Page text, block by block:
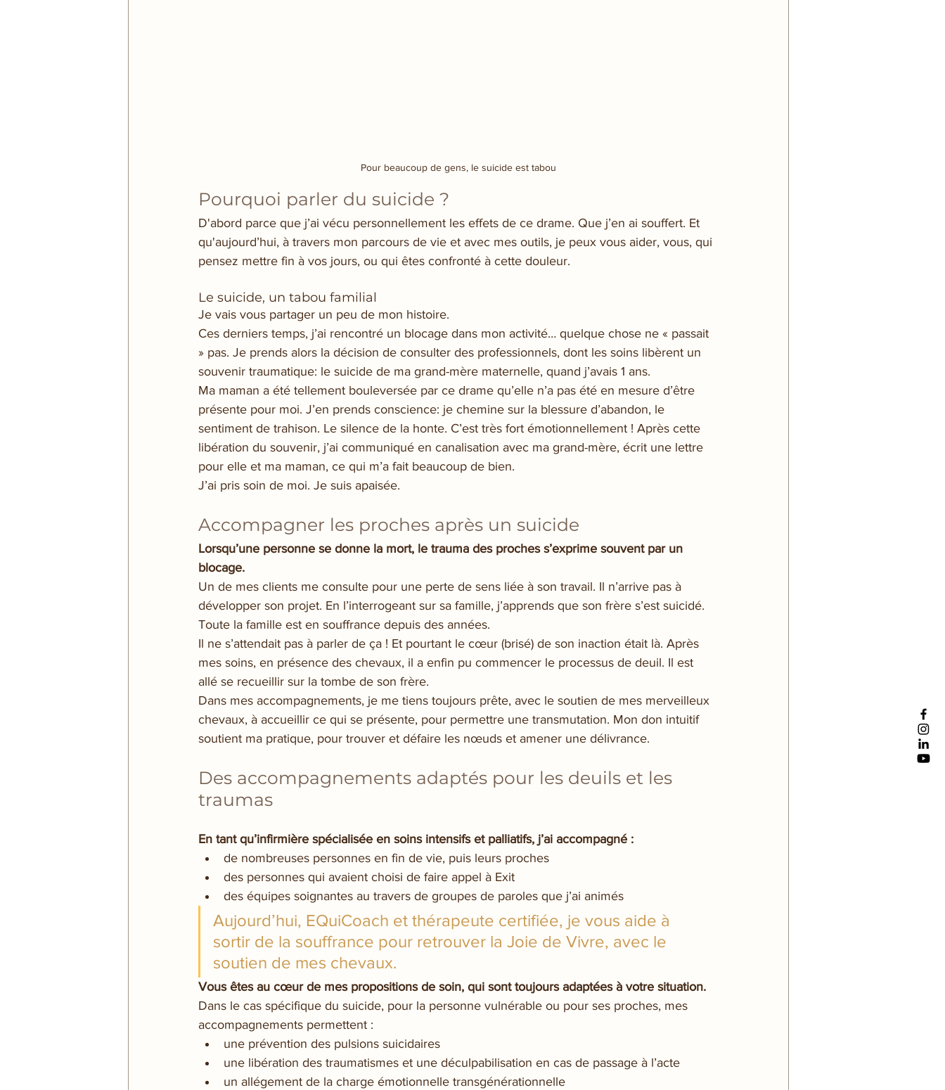
Pour beaucoup de gens, le suicide est tabou
Pourquoi parler du suicide ?
D'abord parce que j’ai vécu personnellement les effets de ce drame. Que j’en ai souffert. Et
qu'aujourd’hui, à travers mon parcours de vie et avec mes outils, je peux vous aider, vous, qui
pensez mettre fin à vos jours, ou qui êtes confronté à cette douleur.
Le suicide, un tabou familial
Je vais vous partager un peu de mon histoire.
Ces derniers temps, j’ai rencontré un blocage dans mon activité… quelque chose ne « passait
» pas. Je prends alors la décision de consulter des professionnels, dont les soins libèrent un
souvenir traumatique: le suicide de ma grand-mère maternelle, quand j’avais 1 ans.
Ma maman a été tellement bouleversée par ce drame qu’elle n’a pas été en mesure d’être
présente pour moi. J’en prends conscience: je chemine sur la blessure d’abandon, le
sentiment de trahison. Le silence de la honte. C’est très fort émotionnellement ! Après cette
libération du souvenir, j’ai communiqué en canalisation avec ma grand-mère, écrit une lettre
pour elle et ma maman, ce qui m’a fait beaucoup de bien.
J’ai pris soin de moi. Je suis apaisée.
Accompagner les proches après un suicide
Lorsqu’une personne se donne la mort, le trauma des proches s’exprime souvent par un
blocage.
Un de mes clients me consulte pour une perte de sens liée à son travail. Il n’arrive pas à
développer son projet. En l’interrogeant sur sa famille, j’apprends que son frère s’est suicidé.
Toute la famille est en souffrance depuis des années.
Il ne s’attendait pas à parler de ça ! Et pourtant le cœur (brisé) de son inaction était là. Après
mes soins, en présence des chevaux, il a enfin pu commencer le processus de deuil. Il est
allé se recueillir sur la tombe de son frère.
Dans mes accompagnements, je me tiens toujours prête, avec le soutien de mes merveilleux
chevaux, à accueillir ce qui se présente, pour permettre une transmutation. Mon don intuitif
soutient ma pratique, pour trouver et défaire les nœuds et amener une délivrance.
Des accompagnements adaptés pour les deuils et les
traumas
En tant qu’infirmière spécialisée en soins intensifs et palliatifs, j’ai accompagné :
de nombreuses personnes en fin de vie, puis leurs proches
des personnes qui avaient choisi de faire appel à Exit
des équipes soignantes au travers de groupes de paroles que j’ai animés
Aujourd’hui, EQuiCoach et thérapeute certifiée, je vous aide à
sortir de la souffrance pour retrouver la Joie de Vivre, avec le
soutien de mes chevaux.
Vous êtes au cœur de mes propositions de soin, qui sont toujours adaptées à votre situation.
Dans le cas spécifique du suicide, pour la personne vulnérable ou pour ses proches, mes
accompagnements permettent :
une prévention des pulsions suicidaires
une libération des traumatismes et une déculpabilisation en cas de passage à l’acte
un allégement de la charge émotionnelle transgénérationnelle